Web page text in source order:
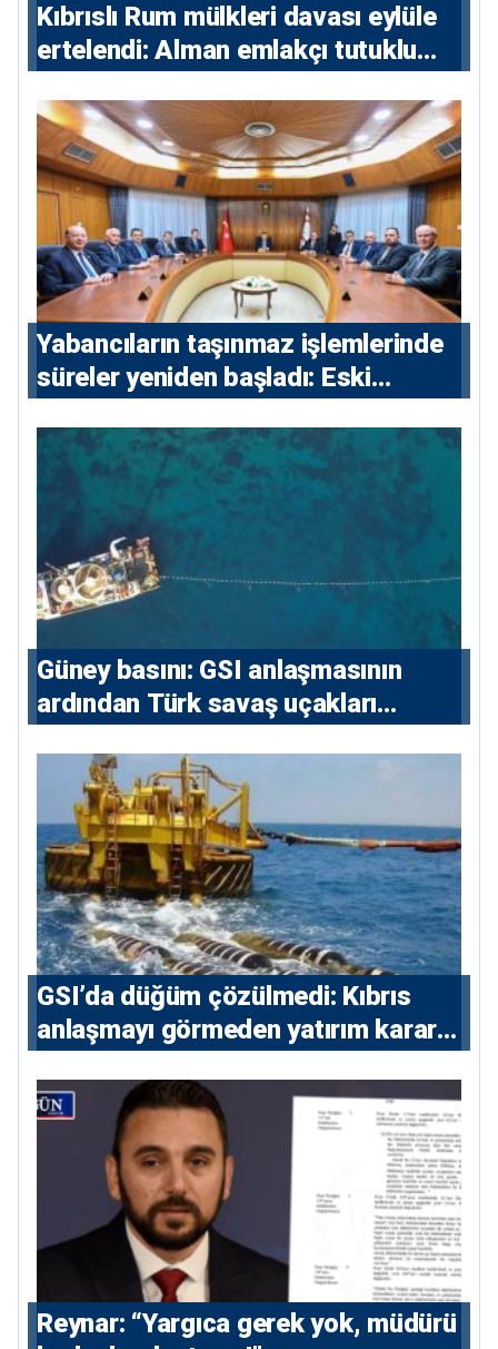
Kıbrıslı Rum mülkleri davası eylüle
ertelendi: Alman emlakçı tutuklu
Yabancıların taşınmaz işlemlerinde
süreler yeniden başladı: Eski
konutlara 36 ay
Güney basını: ⁠GSI anlaşmasının
ardından Türk savaş uçakları
GSI’da düğüm çözülmedi: Kıbrıs
anlaşmayı görmeden yatırım kararı
Reynar: “Yargıca gerek yok, müdürü